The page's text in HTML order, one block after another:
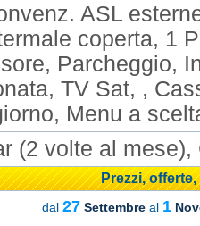
ASL
coperta, 1
Parcheggio,
TV Sat, ,
Menu a
(2 volte al
Prezzi,
dal 27 Settembre al 1